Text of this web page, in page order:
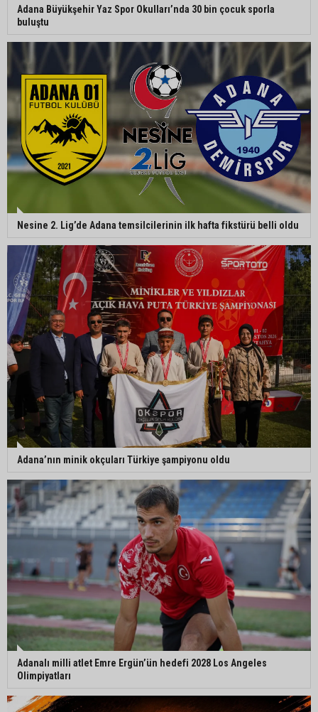
Mimarlar Odası’ndan Adana Askeri Hastanesi
için tescil çağrısı: “Satılmamalı, amaç dışı
kullanılmamalı”
CHP Adana Milletvekili Dr. Müzeyyen Şevkin:
“Ortadoğu’da kalıcı barış ve iş birliği sağlanmalı”
Adana Büyükşehir Yaz Spor Okulları’nda 30 bin çocuk sporla
buluştu
Nesine 2. Lig’de Adana temsilcilerinin ilk hafta fikstürü belli oldu
Adana’nın minik okçuları Türkiye şampiyonu oldu
Adanalı milli atlet Emre Ergün’ün hedefi 2028 Los Angeles
Olimpiyatları